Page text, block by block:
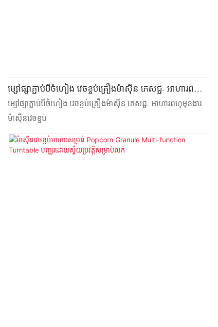
ម្សៅផ្សាភ្ជាប់បីចំហៀង វេចខ្ចប់គ្រឿងម៉ាស៊ីន ភេសជ្ជៈ អាហារពហុ
មុខងារ ម៉ាស៊ីនវេចខ្ចប់
ម្សៅផ្សាភ្ជាប់បីចំហៀង វេចខ្ចប់គ្រឿងម៉ាស៊ីន ភេសជ្ជៈ អាហារពហុមុខងារ
ម៉ាស៊ីនវេចខ្ចប់